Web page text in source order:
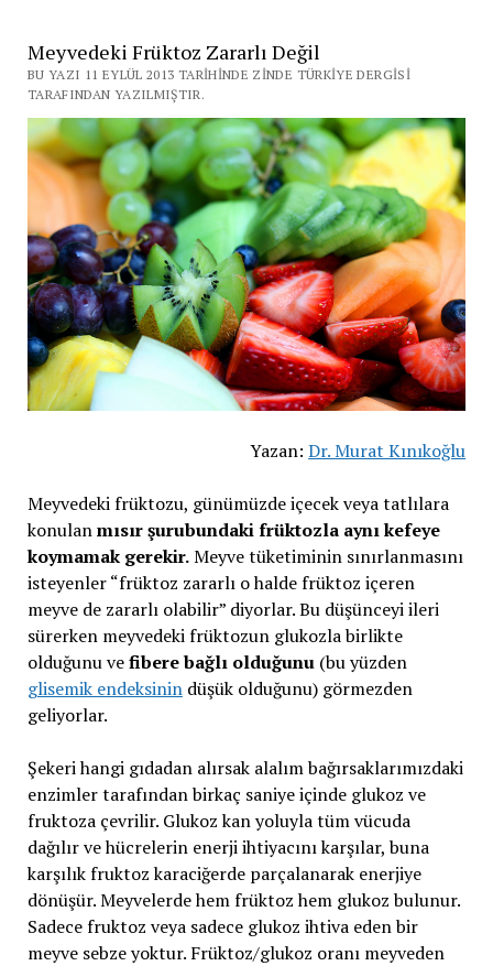
Meyvedeki Früktoz Zararlı Değil
BU YAZI 11 EYLÜL 2013 TARIHINDE ZINDE TÜRKIYE DERGISI
TARAFINDAN YAZILMIŞTIR.
Yazan:Dr. Murat Kınıkoğlu
Meyvedeki früktozu, günümüzde içecek veya tatlılara
konulanmısır şurubundaki früktozla aynı kefeye
koymamak gerekir.Meyve tüketiminin sınırlanmasını
isteyenler “früktoz zararlı o halde früktoz içeren
meyve de zararlı olabilir” diyorlar. Bu düşünceyi ileri
sürerken meyvedeki früktozun glukozla birlikte
olduğunu vefibere bağlı olduğunu(bu yüzden
glisemik endeksinindüşük olduğunu) görmezden
geliyorlar.
Şekeri hangi gıdadan alırsak alalım bağırsaklarımızdaki
enzimler tarafından birkaç saniye içinde glukoz ve
fruktoza çevrilir. Glukoz kan yoluyla tüm vücuda
dağılır ve hücrelerin enerji ihtiyacını karşılar, buna
karşılık fruktoz karaciğerde parçalanarak enerjiye
dönüşür. Meyvelerde hem früktoz hem glukoz bulunur.
Sadece fruktoz veya sadece glukoz ihtiva eden bir
meyve sebze yoktur. Früktoz/glukoz oranı meyveden